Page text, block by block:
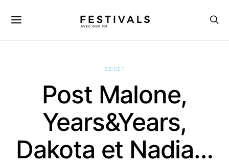
SZIGET
Post Malone,
Years&Years,
Dakota et Nadia…